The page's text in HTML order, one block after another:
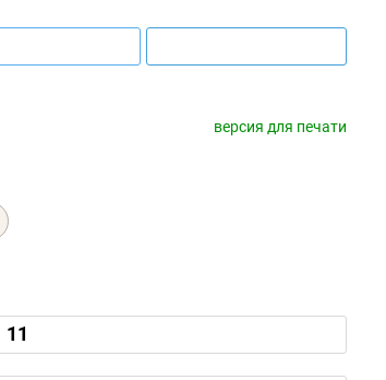
версия для печати
11